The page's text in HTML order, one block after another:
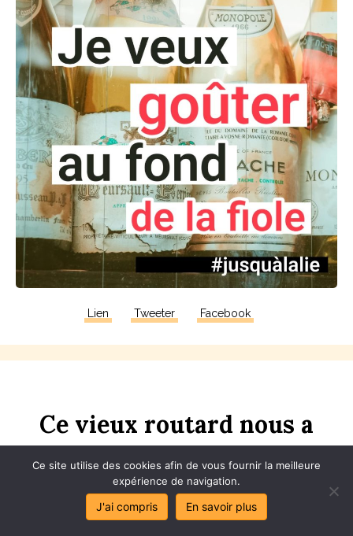
Lien Tweeter Facebook
Ce vieux routard nous a
proposé sa bible
Ce site utilise des cookies afin de vous fournir la meilleure
expérience de navigation.
J'ai compris En savoir plus